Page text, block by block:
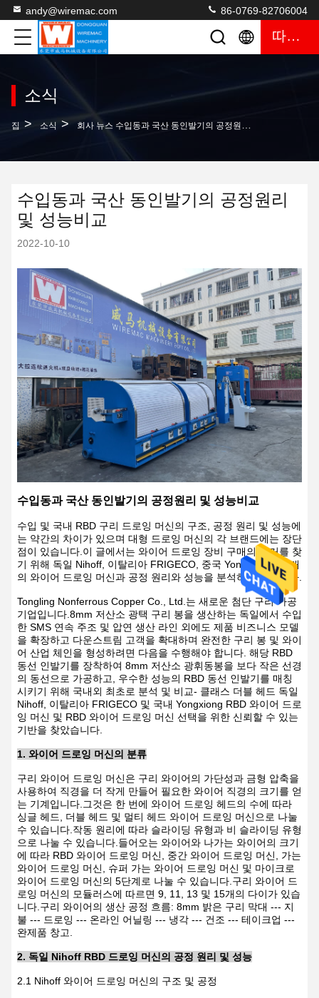
andy@wiremac.com 86-0769-82706004
따옴표
소식
집 > 소식 > 회사 뉴스 수입동과 국산 동인발기의 공정원리 및 성능비교
수입동과 국산 동인발기의 공정원리
및 성능비교
2022-10-10
수입동과 국산 동인발기의 공정원리 및 성능비교
수입 및 국내 RBD 구리 드로잉 머신의 구조, 공정 원리 및 성능에
는 약간의 차이가 있으며 대형 드로잉 머신의 각 브랜드에는 장단
점이 있습니다.이 글에서는 와이어 드로잉 장비 구매의 근거를 찾
기 위해 독일 Nihoff, 이탈리아 FRIGECO, 중국 Yongxiong의 2개
의 와이어 드로잉 머신과 공정 원리와 성능을 분석하고 비교한다.
Tongling Nonferrous Copper Co., Ltd.는 새로운 첨단 구리 가공
기업입니다.8mm 저산소 광택 구리 봉을 생산하는 독일에서 수입
한 SMS 연속 주조 및 압연 생산 라인 외에도 제품 비즈니스 모델
을 확장하고 다운스트림 고객을 확대하며 완전한 구리 봉 및 와이
어 산업 체인을 형성하려면 다음을 수행해야 합니다. 해당 RBD
동선 인발기를 장착하여 8mm 저산소 광휘동봉을 보다 작은 선경
의 동선으로 가공하고, 우수한 성능의 RBD 동선 인발기를 매칭
시키기 위해 국내외 최초로 분석 및 비교- 클래스 더블 헤드 독일
Nihoff, 이탈리아 FRIGECO 및 국내 Yongxiong RBD 와이어 드로
잉 머신 및 RBD 와이어 드로잉 머신 선택을 위한 신뢰할 수 있는
기반을 찾았습니다.
1. 와이어 드로잉 머신의 분류
구리 와이어 드로잉 머신은 구리 와이어의 가단성과 금형 압축을
사용하여 직경을 더 작게 만들어 필요한 와이어 직경의 크기를 얻
는 기계입니다.그것은 한 번에 와이어 드로잉 헤드의 수에 따라
싱글 헤드, 더블 헤드 및 멀티 헤드 와이어 드로잉 머신으로 나눌
수 있습니다.작동 원리에 따라 슬라이딩 유형과 비 슬라이딩 유형
으로 나눌 수 있습니다.들어오는 와이어와 나가는 와이어의 크기
에 따라 RBD 와이어 드로잉 머신, 중간 와이어 드로잉 머신, 가는
와이어 드로잉 머신, 슈퍼 가는 와이어 드로잉 머신 및 마이크로
와이어 드로잉 머신의 5단계로 나눌 수 있습니다.구리 와이어 드
로잉 머신의 모듈러스에 따르면 9, 11, 13 및 15개의 다이가 있습
니다.구리 와이어의 생산 공정 흐름: 8mm 밝은 구리 막대 --- 지
불 --- 드로잉 --- 온라인 어닐링 --- 냉각 --- 건조 --- 테이크업 ---
완제품 창고.
2. 독일 Nihoff RBD 드로잉 머신의 공정 원리 및 성능
2.1 Nihoff 와이어 드로잉 머신의 구조 및 공정